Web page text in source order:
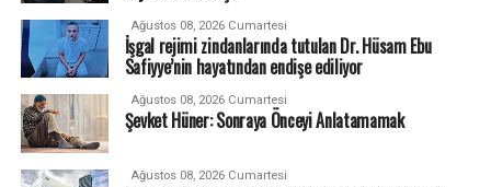
Ağustos 08, 2026 Cumartesi
İşgal rejimi zindanlarında tutulan Dr. Hüsam Ebu
Safiyye’nin hayatından endişe ediliyor
Ağustos 08, 2026 Cumartesi
Şevket Hüner: Sonraya Önceyi Anlatamamak
Ağustos 08, 2026 Cumartesi